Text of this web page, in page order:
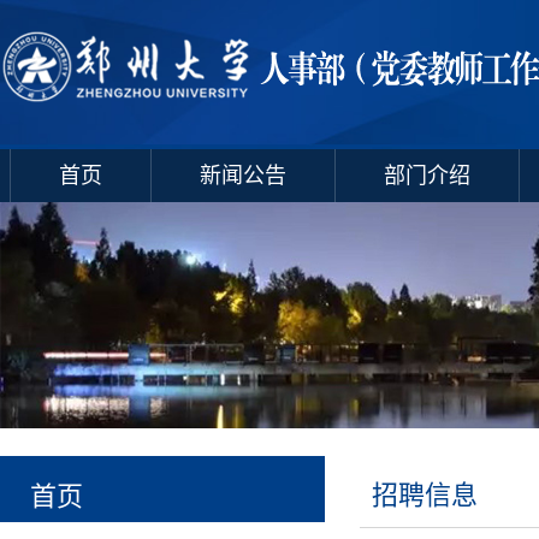
首页 新闻公告 部门介绍
首页 招聘信息